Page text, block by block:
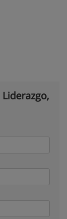
Liderazgo,